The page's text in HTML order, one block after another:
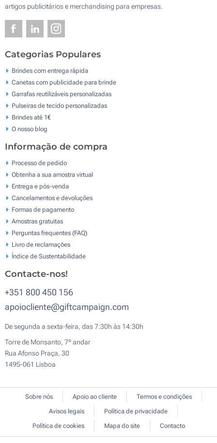
artigos publicitários e merchandising para empresas.
Categorias Populares
Brindes com entrega rápida
Canetas com publicidade para brinde
Garrafas reutilizáveis personalizadas
Pulseiras de tecido personalizadas
Brindes até 1€
O nosso blog
Informação de compra
Processo de pedido
Obtenha a sua amostra virtual
Entrega e pós-venda
Cancelamentos e devoluções
Formas de pagamento
Amostras gratuitas
Perguntas frequentes (FAQ)
Livro de reclamaçōes
Índice de Sustentabilidade
Contacte-nos!
+351 800 450 156
apoiocliente@giftcampaign.com
De segunda a sexta-feira, das 7:30h às 14:30h
Torre de Monsanto, 7º andar
Rua Afonso Praça, 30
1495-061 Lisboa
Sobre nós Apoio ao cliente
Termos e condições
Avisos legais
Política de privacidade
Política de cookies
Mapa do site Contacto